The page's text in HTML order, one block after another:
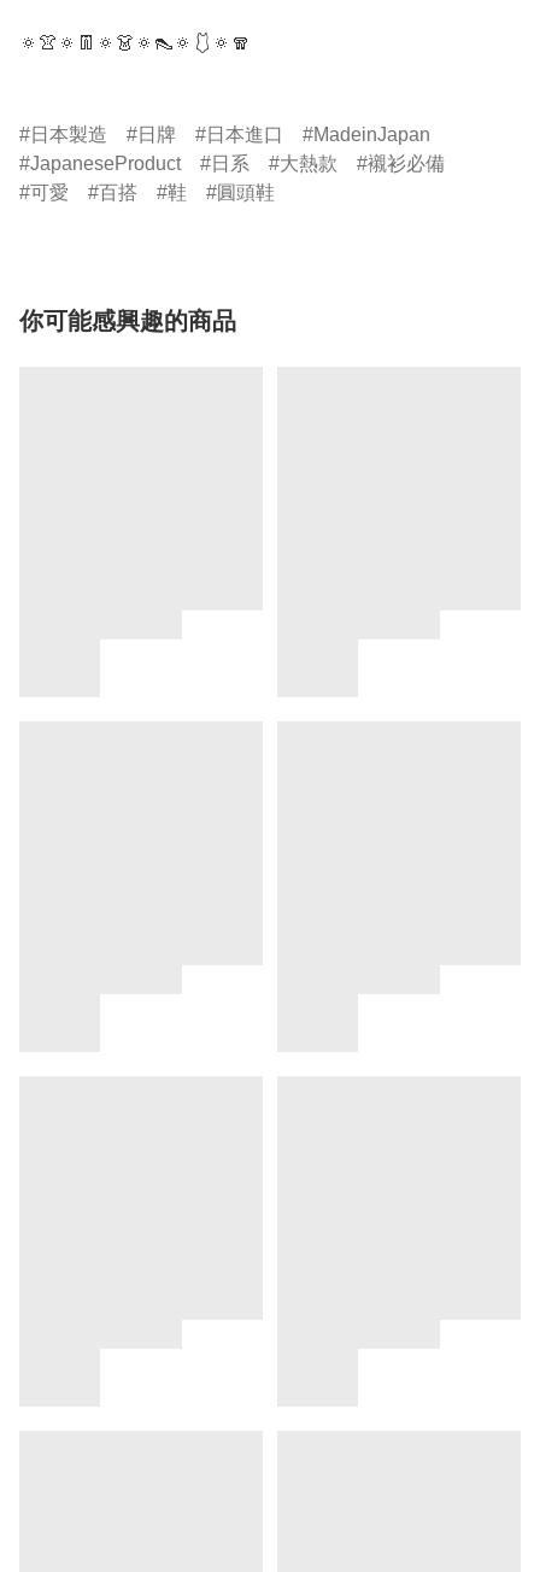
🔅👚🔅👖🔅👗🔅👠🔅🩱🔅🧣
日本製造 日牌 日本進口
MadeinJapan
JapaneseProduct
日系 大熱款
襯衫必備
可愛
百搭 鞋 圓頭鞋
你可能感興趣的商品